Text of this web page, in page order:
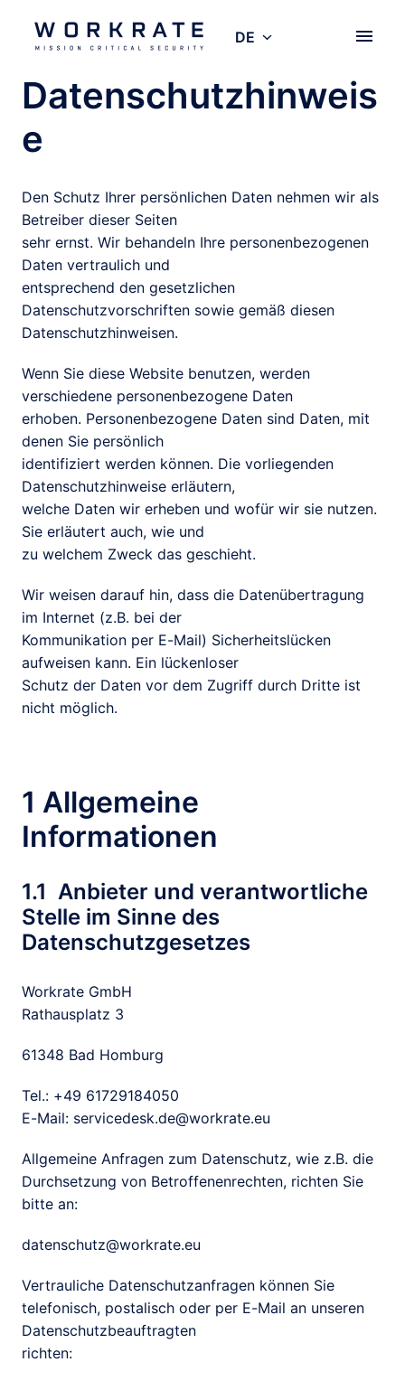
Inhalt
springenStartseite DE
Datenschutzhinweis
e
Den Schutz Ihrer persönlichen Daten nehmen wir als
Betreiber dieser Seiten
sehr ernst. Wir behandeln Ihre personenbezogenen
Daten vertraulich und
entsprechend den gesetzlichen
Datenschutzvorschriften sowie gemäß diesen
Datenschutzhinweisen.
Wenn Sie diese Website benutzen, werden
verschiedene personenbezogene Daten
erhoben. Personenbezogene Daten sind Daten, mit
denen Sie persönlich
identifiziert werden können. Die vorliegenden
Datenschutzhinweise erläutern,
welche Daten wir erheben und wofür wir sie nutzen.
Sie erläutert auch, wie und
zu welchem Zweck das geschieht.
Wir weisen darauf hin, dass die Datenübertragung
im Internet (z.B. bei der
Kommunikation per E-Mail) Sicherheitslücken
aufweisen kann. Ein lückenloser
Schutz der Daten vor dem Zugriff durch Dritte ist
nicht möglich.
1 Allgemeine
Informationen
1.1  Anbieter und verantwortliche
Stelle im Sinne des
Datenschutzgesetzes
Workrate GmbH
Rathausplatz 3
61348 Bad Homburg
Tel.: +49 61729184050
E-Mail: servicedesk.de@workrate.eu
Allgemeine Anfragen zum Datenschutz, wie z.B. die
Durchsetzung von Betroffenenrechten, richten Sie
bitte an:
datenschutz@workrate.eu
Vertrauliche Datenschutzanfragen können Sie
telefonisch, postalisch oder per E-Mail an unseren
Datenschutzbeauftragten
richten: